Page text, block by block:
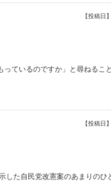
【投稿
るのですか」と尋ねること
【投稿
た自民党改憲案のあまりのひ